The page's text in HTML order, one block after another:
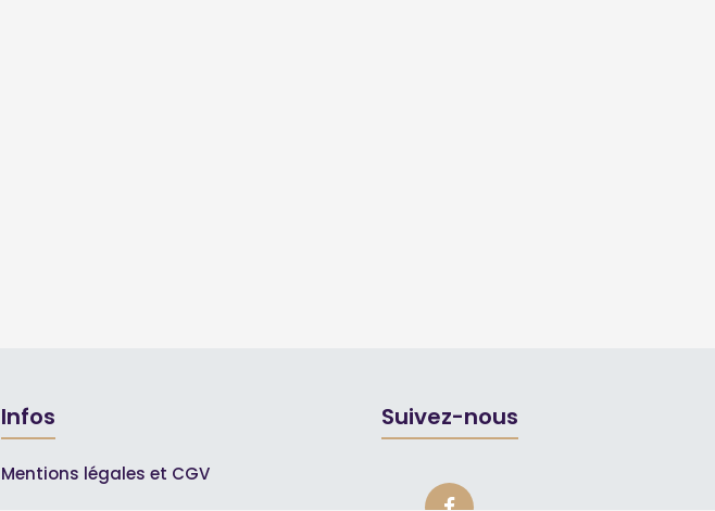
Infos
Mentions légales et CGV
Suivez-nous